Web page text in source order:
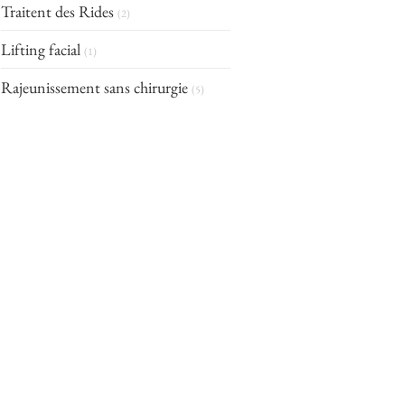
Traitent des Rides (2)
Lifting facial (1)
Rajeunissement sans chirurgie (5)